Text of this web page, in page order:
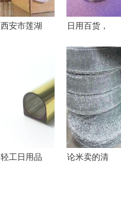
西安市莲湖
列一览
日用百货，
品质生活，
触手可及
轻工日用品
论米卖的清